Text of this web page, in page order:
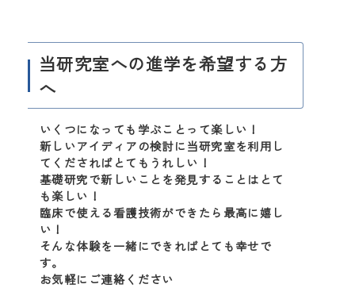
当研究室への進学を希望する方
へ
いくつになっても学ぶことって楽しい！
新しいアイディアの検討に当研究室を利用し
てくださればとてもうれしい！
基礎研究で新しいことを発見することはとて
も楽しい！
臨床で使える看護技術ができたら最高に嬉し
い！
そんな体験を一緒にできればとても幸せで
す。
お気軽にご連絡ください